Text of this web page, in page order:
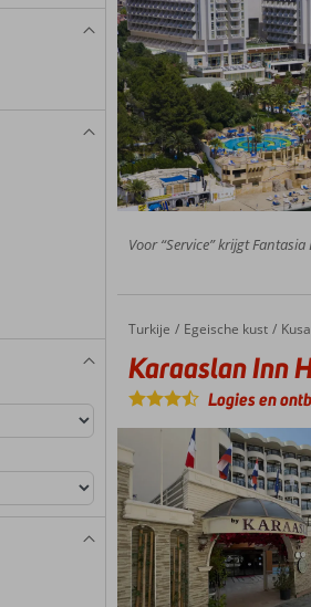
Voor “Service” krijgt Fantasia
Home
Turkije Egeische kust
Karaaslan Inn Hotel
Karaaslan Inn
Logies en